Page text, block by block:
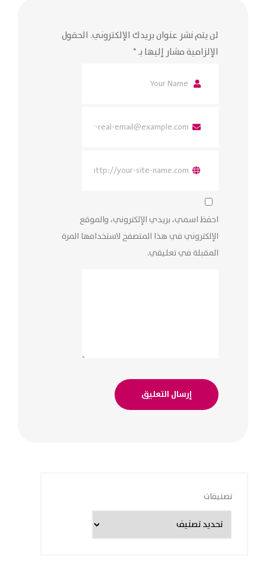
لن يتم نشر عنوان بريدك الإلكتروني. الحقول
الإلزامية مشار إليها بـ*
احفظ اسمي، بريدي الإلكتروني، والموقع
الإلكتروني في هذا المتصفح لاستخدامها المرة
المقبلة في تعليقي.
تصنيفات